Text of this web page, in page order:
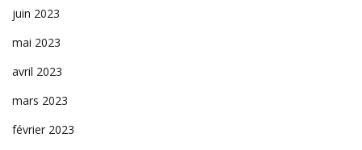
juin 2023
mai 2023
avril 2023
mars 2023
février 2023